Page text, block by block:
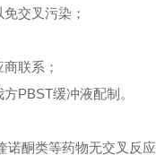
交叉污染；
联系；
PBST缓冲液配制。
酮类等药物无交叉反应